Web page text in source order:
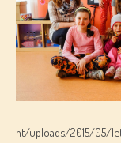
nt/uploads/2015/05/